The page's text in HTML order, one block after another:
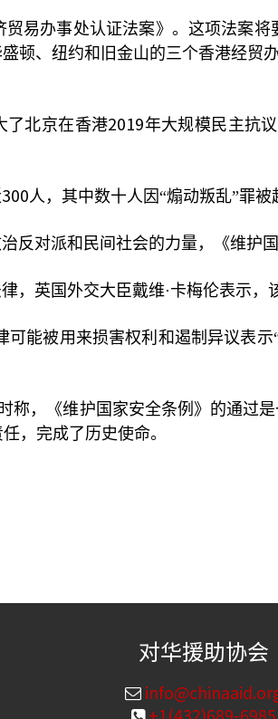
贸易办事处认证法案》。这项法案
顿、纽约和旧金山的三个香港经贸
了北京在香港2019年大规模民主抗
300人，其中数十人因“煽动叛乱”罪
反对派和民间社会的力量，《维护
，英国外交大臣戴维·卡梅伦表示，
可能被用来损害权利和遏制异议表
称，《维护国家安全条例》的通过
，完成了历史使命。
对华援助协会